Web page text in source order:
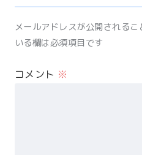
メールアドレスが公開されるこ
いる欄は必須項目です
コメント ※